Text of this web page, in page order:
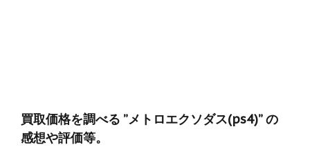
買取価格を調べる ”メトロエクソダス(ps4)” の
感想や評価等。